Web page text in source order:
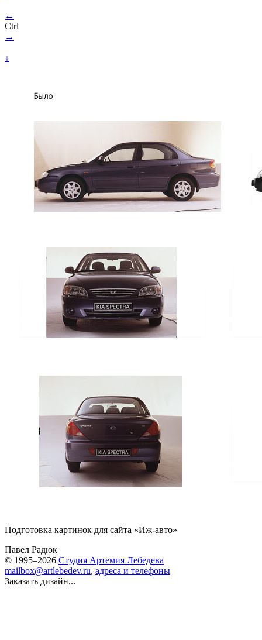
←
Ctrl
→
↓
Подготовка картинок для сайта «Иж-авто»
Павел Радюк
© 1995–2026 Студия Артемия Лебедева
mailbox@artlebedev.ru, адреса и телефоны
Заказать дизайн...